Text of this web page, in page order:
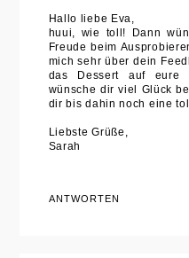
Hallo liebe Eva,
huui, wie toll! Dann
Freude beim
mich sehr über dein
das Dessert auf eure
wünsche dir viel Glück
dir bis dahin noch eine
Liebste Grüße,
Sarah
ANTWORTEN